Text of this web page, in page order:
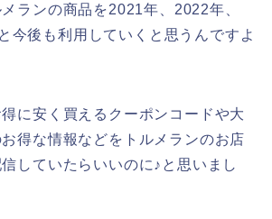
ランの商品を2021年、2022年、
今後も利用していくと思うんですよ
に安く買えるクーポンコードや大
得な情報などをトルメランのお店
していたらいいのに♪と思いまし